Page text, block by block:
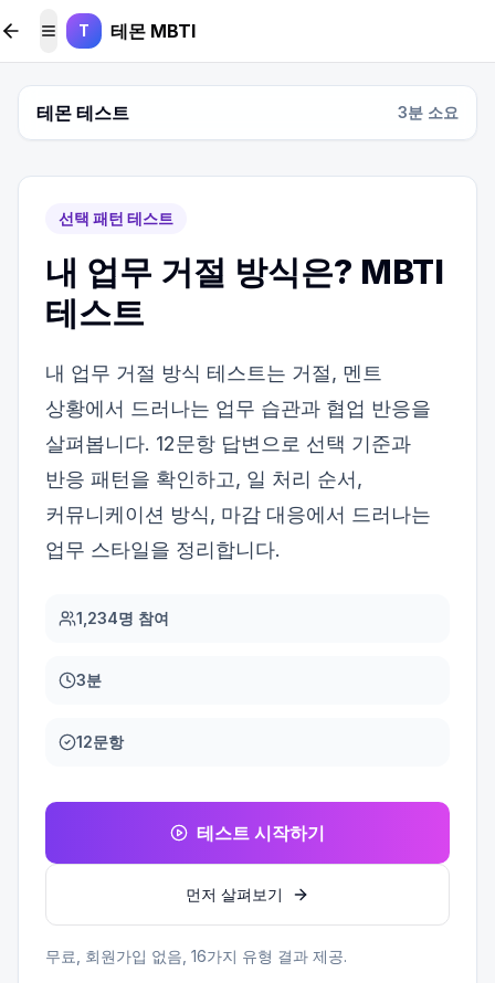
본문 바로가기
메뉴 토글
T 테몬 MBTI
테몬 테스트 3분 소요
선택 패턴 테스트
내 업무 거절 방식은? MBTI
테스트
내 업무 거절 방식 테스트는 거절, 멘트
상황에서 드러나는 업무 습관과 협업 반응을
살펴봅니다. 12문항 답변으로 선택 기준과
반응 패턴을 확인하고, 일 처리 순서,
커뮤니케이션 방식, 마감 대응에서 드러나는
업무 스타일을 정리합니다.
1,234명 참여
3분
12문항
테스트 시작하기
먼저 살펴보기
무료, 회원가입 없음, 16가지 유형 결과 제공.